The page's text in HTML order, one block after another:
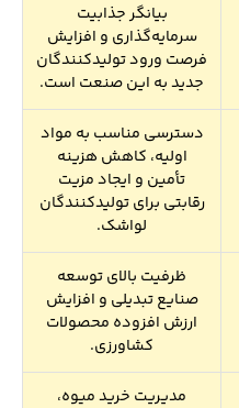
بیانگر جذابیت
سرمایه‌گذاری و افزایش
فرصت ورود تولیدکنندگان
جدید به این صنعت است.
دسترسی مناسب به مواد
اولیه، کاهش هزینه
تأمین و ایجاد مزیت
رقابتی برای تولیدکنندگان
لواشک.
ظرفیت بالای توسعه
صنایع تبدیلی و افزایش
ارزش افزوده محصولات
کشاورزی.
مدیریت خرید میوه،